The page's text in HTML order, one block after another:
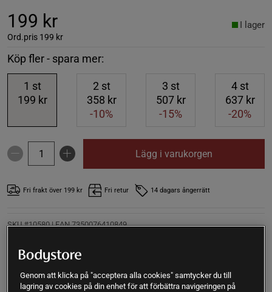
199 kr
Ord.pris 199 kr
I lager
Köp fler - spara mer:
1 st
199 kr
2 st
358 kr
-10%
3 st
507 kr
-15%
4st
637 kr
-20%
Lägg i varukorgen
Fri frakt över 199 kr Fri retur 14 dagars ångerrätt
SKU #10580| EAN7350076410849
aktiva ingredienser, bland annat NAC och maskrosrot.
Genom att klicka på "acceptera alla cookies" samtycker du till
lagring av cookies på din enhet för att förbättra navigeringen på